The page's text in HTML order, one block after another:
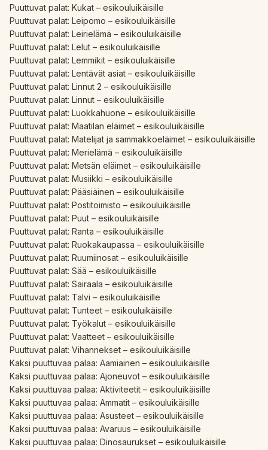
Puuttuvat palat: Kukat – esikouluikäisille
Puuttuvat palat: Leipomo – esikouluikäisille
Puuttuvat palat: Leirielämä – esikouluikäisille
Puuttuvat palat: Lelut – esikouluikäisille
Puuttuvat palat: Lemmikit – esikouluikäisille
Puuttuvat palat: Lentävät asiat – esikouluikäisille
Puuttuvat palat: Linnut 2 – esikouluikäisille
Puuttuvat palat: Linnut – esikouluikäisille
Puuttuvat palat: Luokkahuone – esikouluikäisille
Puuttuvat palat: Maatilan eläimet – esikouluikäisille
Puuttuvat palat: Matelijat ja sammakkoeläimet – esikouluikäisille
Puuttuvat palat: Merielämä – esikouluikäisille
Puuttuvat palat: Metsän eläimet – esikouluikäisille
Puuttuvat palat: Musiikki – esikouluikäisille
Puuttuvat palat: Pääsiäinen – esikouluikäisille
Puuttuvat palat: Postitoimisto – esikouluikäisille
Puuttuvat palat: Puut – esikouluikäisille
Puuttuvat palat: Ranta – esikouluikäisille
Puuttuvat palat: Ruokakaupassa – esikouluikäisille
Puuttuvat palat: Ruumiinosat – esikouluikäisille
Puuttuvat palat: Sää – esikouluikäisille
Puuttuvat palat: Sairaala – esikouluikäisille
Puuttuvat palat: Talvi – esikouluikäisille
Puuttuvat palat: Tunteet – esikouluikäisille
Puuttuvat palat: Työkalut – esikouluikäisille
Puuttuvat palat: Vaatteet – esikouluikäisille
Puuttuvat palat: Vihannekset – esikouluikäisille
Kaksi puuttuvaa palaa: Aamiainen – esikouluikäisille
Kaksi puuttuvaa palaa: Ajoneuvot – esikouluikäisille
Kaksi puuttuvaa palaa: Aktiviteetit – esikouluikäisille
Kaksi puuttuvaa palaa: Ammatit – esikouluikäisille
Kaksi puuttuvaa palaa: Asusteet – esikouluikäisille
Kaksi puuttuvaa palaa: Avaruus – esikouluikäisille
Kaksi puuttuvaa palaa: Dinosaurukset – esikouluikäisille